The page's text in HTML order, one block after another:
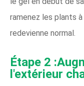
ramenez les plants
redevienne normal.
Étape 2
l'extérieur